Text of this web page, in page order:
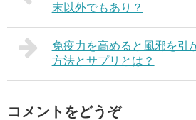
末以外でもあり？
免疫力を高めると風邪を引
方法とサプリとは？
コメントをどうぞ